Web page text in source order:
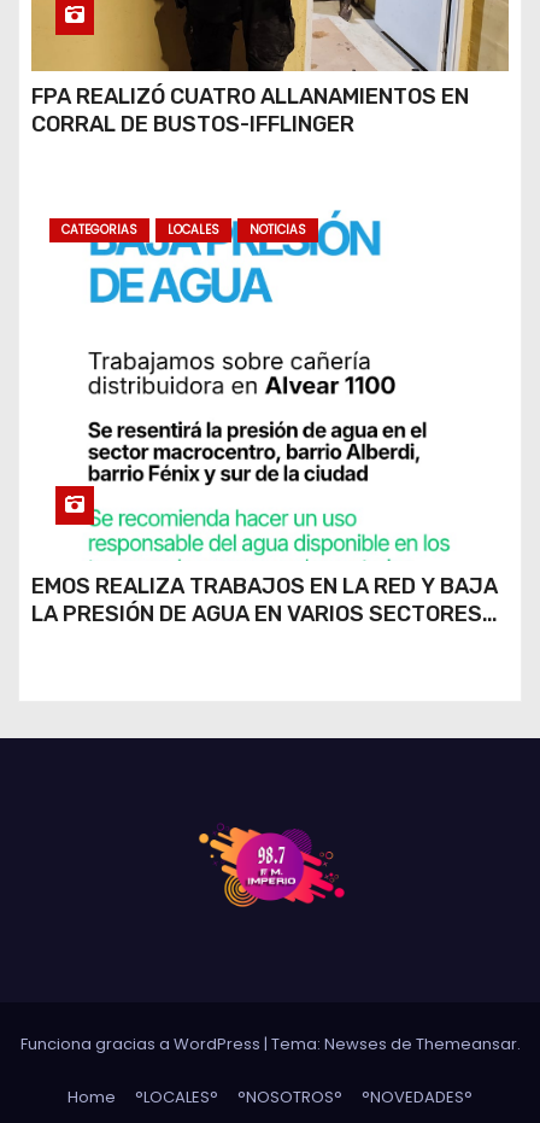
FPA REALIZÓ CUATRO ALLANAMIENTOS EN
CORRAL DE BUSTOS-IFFLINGER
CATEGORIAS LOCALES NOTICIAS
EMOS REALIZA TRABAJOS EN LA RED Y BAJA
LA PRESIÓN DE AGUA EN VARIOS SECTORES
Funciona gracias a WordPress | Tema: Newses de Themeansar.
Home °LOCALES° °NOSOTROS° °NOVEDADES°